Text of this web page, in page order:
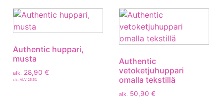
Authentic huppari,
musta
alk. 28,90 €
sis. ALV 25,5%
Authentic
vetoketjuhuppari
omalla tekstillä
alk. 50,90 €